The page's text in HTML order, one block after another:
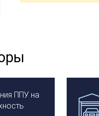
ППУ на